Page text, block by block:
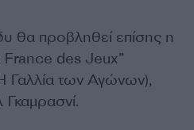
θα προβληθεί επίσης η
France des Jeux”
Γαλλία των Αγώνων),
Γκαμρασνί.